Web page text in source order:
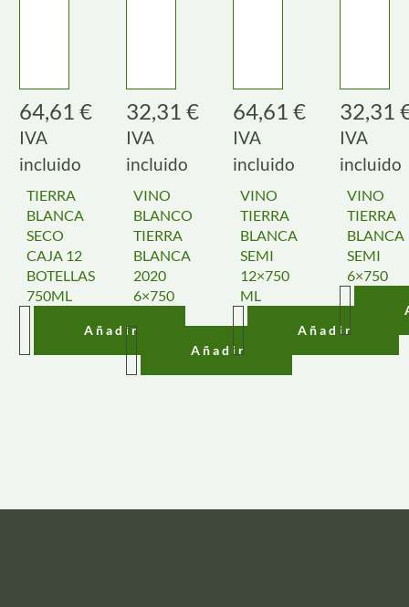
64,61 €
IVA
incluido
TIERRA
BLANCA
SECO
CAJA 12
BOTELLAS
750ML
Añadir
32,31 €
IVA
incluido
VINO
BLANCO
TIERRA
BLANCA
2020
6×750
Añadir
64,61 €
IVA
incluido
VINO
TIERRA
BLANCA
SEMI
12×750
ML
Añadir
32,31
IVA
incluido
VINO
TIERRA
BLANCA
SEMI
6×750